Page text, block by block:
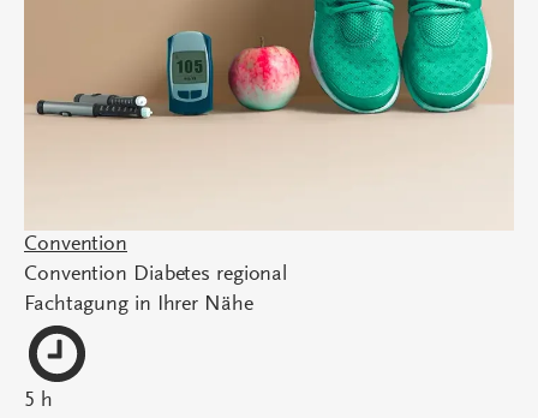
Convention
Convention Diabetes regional
Fachtagung in Ihrer Nähe
5 h